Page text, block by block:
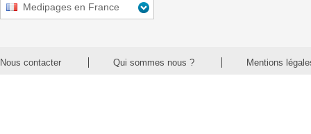
Medipages en France
Nous contacter Qui sommes nous ? Mentions